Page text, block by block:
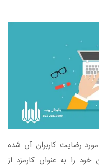
رضایت کاربران آن شده
کاربران خود را به عنوان کارمزد از